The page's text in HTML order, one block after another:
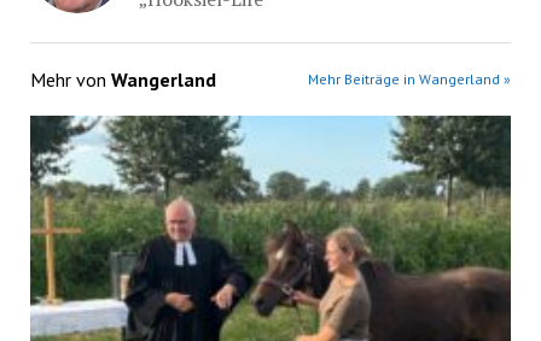
Mehr von Wangerland Mehr Beiträge in Wangerland »